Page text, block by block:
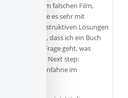
ein bisschen im falschen Film,
Community, die es sehr mit
und konstruktiven Lösungen
soll, dass ich ein Buch
um die Frage geht, was
bedeutet. Next step:
Regenbogenfahne im